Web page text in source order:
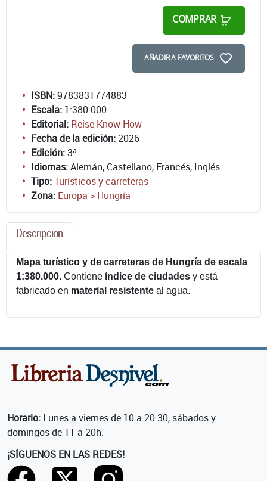
COMPRAR
AÑADIR A FAVORITOS
ISBN:9783831774883
Escala: 1:380.000
Editorial: Reise Know-How
Fecha de la edición:2026
Edición:3ª
Idiomas:Alemán, Castellano, Francés, Inglés
Tipo:Turísticos y carreteras
Zona: Europa > Hungría
Descripcion
Mapa turístico y de carreteras de Hungría de escala
1:380.000. Contiene índice de ciudades y está
fabricado en material resistente al agua.
Horario: Lunes a viernes de 10 a 20:30, sábados y
domingos de 11 a 20h.
¡SÍGUENOS EN LAS REDES!